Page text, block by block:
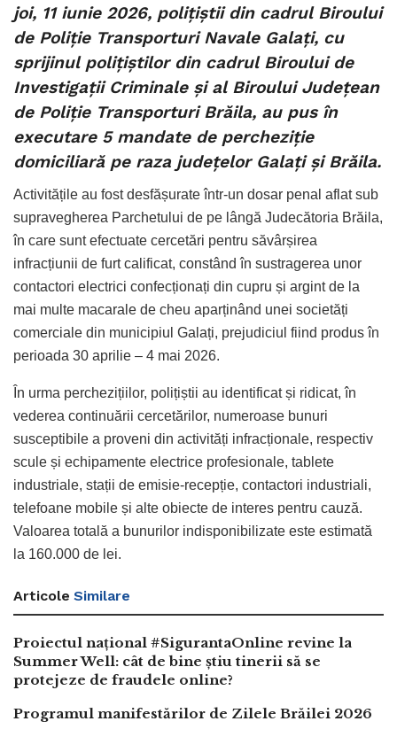
joi, 11 iunie 2026, polițiștii din cadrul Biroului
de Poliție Transporturi Navale Galați, cu
sprijinul polițiștilor din cadrul Biroului de
Investigații Criminale și al Biroului Județean
de Poliție Transporturi Brăila, au pus în
executare 5 mandate de percheziție
domiciliară pe raza județelor Galați și Brăila.
Activitățile au fost desfășurate într-un dosar penal aflat sub
supravegherea Parchetului de pe lângă Judecătoria Brăila,
în care sunt efectuate cercetări pentru săvârșirea
infracțiunii de furt calificat, constând în sustragerea unor
contactori electrici confecționați din cupru și argint de la
mai multe macarale de cheu aparținând unei societăți
comerciale din municipiul Galați, prejudiciul fiind produs în
perioada 30 aprilie – 4 mai 2026.
În urma perchezițiilor, polițiștii au identificat și ridicat, în
vederea continuării cercetărilor, numeroase bunuri
susceptibile a proveni din activități infracționale, respectiv
scule și echipamente electrice profesionale, tablete
industriale, stații de emisie-recepție, contactori industriali,
telefoane mobile și alte obiecte de interes pentru cauză.
Valoarea totală a bunurilor indisponibilizate este estimată
la 160.000 de lei.
Articole Similare
Proiectul național #SigurantaOnline revine la
Summer Well: cât de bine știu tinerii să se
protejeze de fraudele online?
Programul manifestărilor de Zilele Brăilei 2026